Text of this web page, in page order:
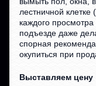
лестничной
каждого
подъезде даже
спорная
окупиться при
Выставляем цену